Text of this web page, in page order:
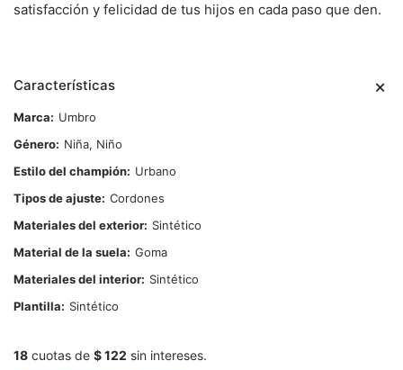
satisfacción y felicidad de tus hijos en cada paso que den.
Características
Marca
Umbro
Género
Niña, Niño
Estilo del champión
Urbano
Tipos de ajuste Cordones
Materiales del exterior
Sintético
Material de la suela
Goma
Materiales del interior
Sintético
Plantilla
Sintético
18 cuotas de $ 122 sin intereses.